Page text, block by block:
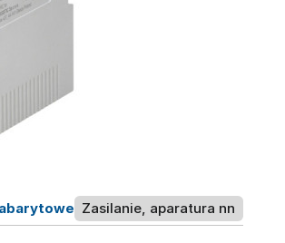
Zasilanie, aparatura nn